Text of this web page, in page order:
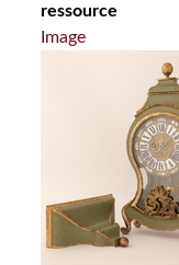
ressource
Image